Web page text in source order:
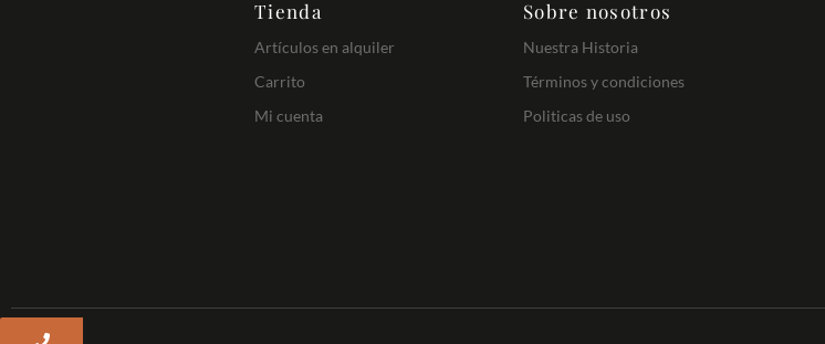
Tienda
Artículos en alquiler
Carrito
Mi cuenta
Sobre nosotros
Nuestra Historia
Términos y condiciones
Politicas de uso